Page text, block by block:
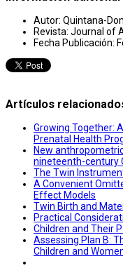
Autor: Quintana-
Revista: Journal of
Fecha Publicación:
Artículos
Growing Together:
Prenatal Health
New
nineteenth-century
The Twin
A Convenient
Effect Models
Twin Birth and
Practical
Children and Their
Assessing Plan B:
Children and